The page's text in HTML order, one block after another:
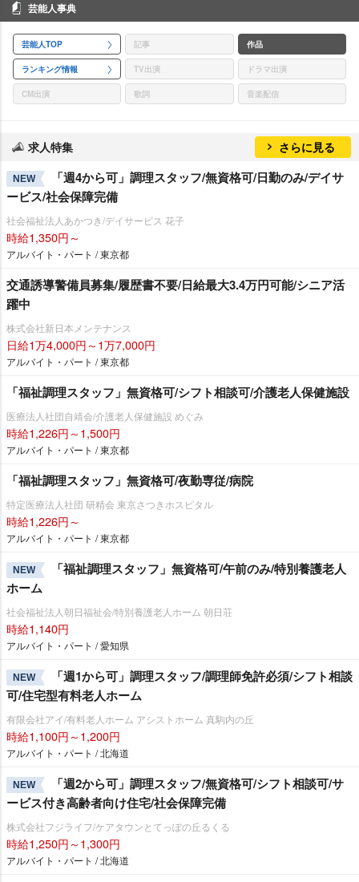
芸能人事典
芸能人TOP 記事 作品
ランキング情報 TV出演 ドラマ出演
CM出演 歌詞 音楽配信
求人特集 さらに見る
NEW
「週4から可」調理スタッフ/無資格可/日勤のみ/デイサ
ービス/社会保障完備
社会福祉法人あかつき/デイサービス 花子
時給1,350円～
アルバイト・パート / 東京都
交通誘導警備員募集/履歴書不要/日給最大3.4万円可能/シニア活
躍中
株式会社新日本メンテナンス
日給1万4,000円～1万7,000円
アルバイト・パート / 東京都
「福祉調理スタッフ」無資格可/シフト相談可/介護老人保健施設
医療法人社団自靖会/介護老人保健施設 めぐみ
時給1,226円～1,500円
アルバイト・パート / 東京都
「福祉調理スタッフ」無資格可/夜勤専従/病院
特定医療法人社団 研精会 東京さつきホスピタル
時給1,226円～
アルバイト・パート / 東京都
NEW
「福祉調理スタッフ」無資格可/午前のみ/特別養護老人
ホーム
社会福祉法人朝日福祉会/特別養護老人ホーム 朝日荘
時給1,140円
アルバイト・パート / 愛知県
NEW
「週1から可」調理スタッフ/調理師免許必須/シフト相談
可/住宅型有料老人ホーム
有限会社アイ/有料老人ホーム アシストホーム 真駒内の丘
時給1,100円～1,200円
アルバイト・パート / 北海道
NEW
「週2から可」調理スタッフ/無資格可/シフト相談可/サ
ービス付き高齢者向け住宅/社会保障完備
株式会社フジライフ/ケアタウンとてっぽの丘るくる
時給1,250円～1,300円
アルバイト・パート / 北海道